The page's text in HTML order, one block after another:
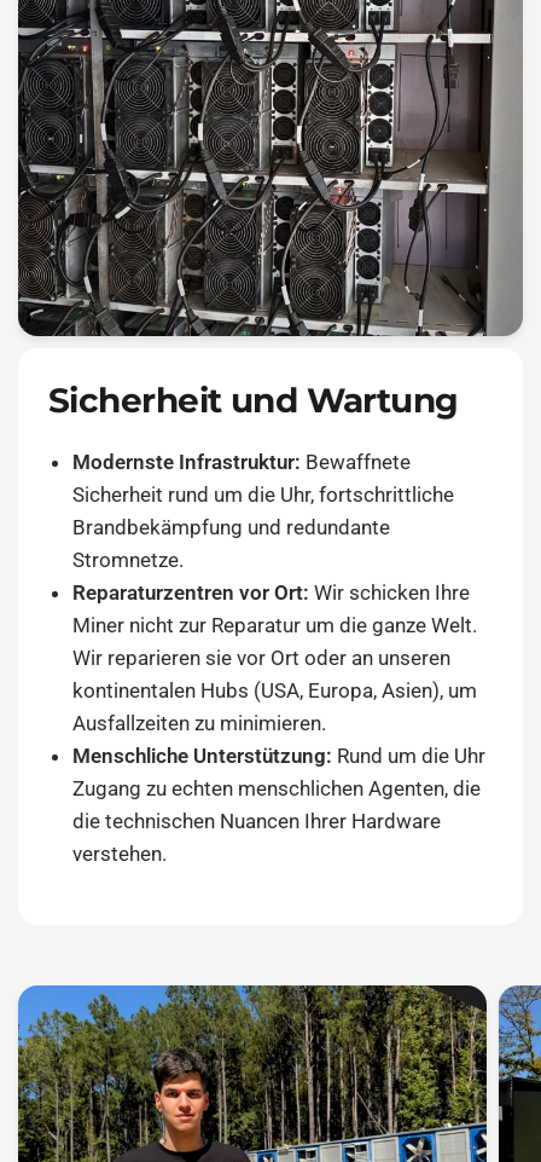
Sicherheit und Wartung
Modernste Infrastruktur: Bewaffnete
Sicherheit rund um die Uhr, fortschrittliche
Brandbekämpfung und redundante
Stromnetze.
Reparaturzentren vor Ort: Wir schicken Ihre
Miner nicht zur Reparatur um die ganze Welt.
Wir reparieren sie vor Ort oder an unseren
kontinentalen Hubs (USA, Europa, Asien), um
Ausfallzeiten zu minimieren.
Menschliche Unterstützung: Rund um die Uhr
Zugang zu echten menschlichen Agenten, die
die technischen Nuancen Ihrer Hardware
verstehen.